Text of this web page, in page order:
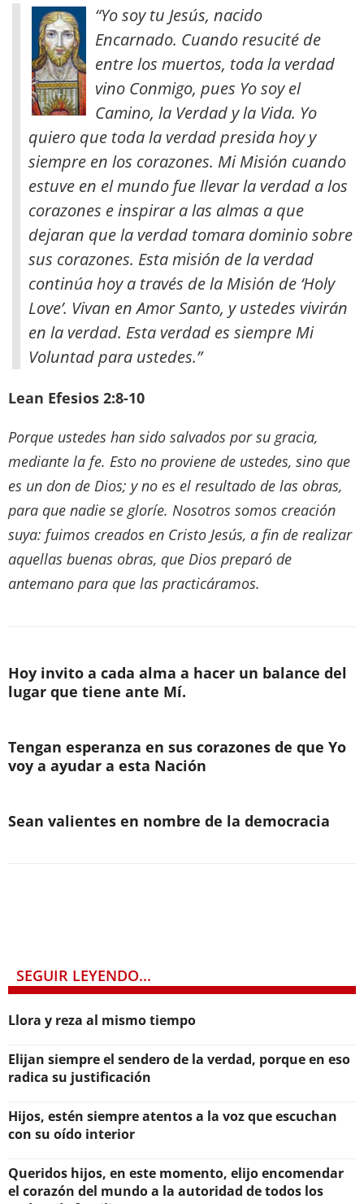
“Yo soy tu Jesús, nacido
Encarnado. Cuando resucité de
entre los muertos, toda la verdad
vino Conmigo, pues Yo soy el
Camino, la Verdad y la Vida. Yo
quiero que toda la verdad presida hoy y
siempre en los corazones. Mi Misión cuando
estuve en el mundo fue llevar la verdad a los
corazones e inspirar a las almas a que
dejaran que la verdad tomara dominio sobre
sus corazones. Esta misión de la verdad
continúa hoy a través de la Misión de ‘Holy
Love’. Vivan en Amor Santo, y ustedes vivirán
en la verdad. Esta verdad es siempre Mi
Voluntad para ustedes.”
Lean Efesios 2:8-10
Porque ustedes han sido salvados por su gracia,
mediante la fe. Esto no proviene de ustedes, sino que
es un don de Dios; y no es el resultado de las obras,
para que nadie se gloríe. Nosotros somos creación
suya: fuimos creados en Cristo Jesús, a fin de realizar
aquellas buenas obras, que Dios preparó de
antemano para que las practicáramos.
Hoy invito a cada alma a hacer un balance del
lugar que tiene ante Mí.
Tengan esperanza en sus corazones de que Yo
voy a ayudar a esta Nación
Sean valientes en nombre de la democracia
SEGUIR LEYENDO...
Llora y reza al mismo tiempo
Elijan siempre el sendero de la verdad, porque en eso
radica su justificación
Hijos, estén siempre atentos a la voz que escuchan
con su oído interior
Queridos hijos, en este momento, elijo encomendar
el corazón del mundo a la autoridad de todos los